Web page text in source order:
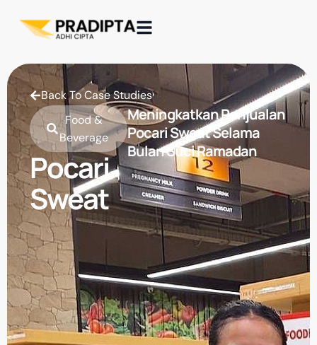
Back To Case Studies
Food &
Beverage
Pocari
Sweat
Meningkatkan Penjualan
Pocari Sweat Selama
Bulan Suci Ramadan